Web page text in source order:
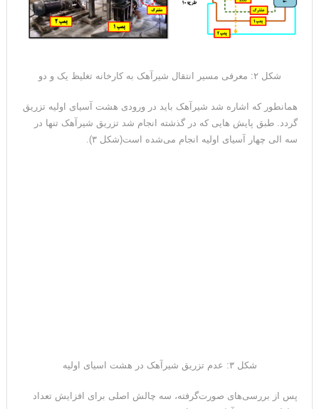
شکل ۲: معرفی مسیر انتقال شیرآهک به کارخانه تغلیظ یک و دو
همانطور که اشاره شد شیرآهک باید در ورودی هشت آسیای اولیه تزریق
گردد. طبق پایش هایی که در گذشته انجام شد تزریق شیرآهک تنها در
سه الی چهار آسیای اولیه انجام می‌شده است(شکل ۳).
شکل ۳: عدم تزریق شیرآهک در هشت اسیای اولیه
پس از بررسی‌های صورت‌گرفته، سه چالش اصلی برای افزایش تعداد